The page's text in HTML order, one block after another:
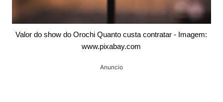
Valor do show do Orochi Quanto custa contratar - Imagem:
www.pixabay.com
Anuncio